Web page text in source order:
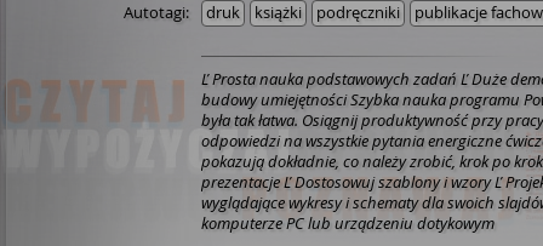
Autotagi: druk książki podręczniki publikacje
Ľ Prosta nauka podstawowych zadań Ľ Duże
budowy umiejętności Szybka nauka programu
była tak łatwa. Osiągnij produktywność przy
odpowiedzi na wszystkie pytania energiczne
pokazują dokładnie, co należy zrobić, krok po
prezentacje Ľ Dostosowuj szablony i wzory Ľ
wyglądające wykresy i schematy dla swoich
komputerze PC lub urządzeniu dotykowym